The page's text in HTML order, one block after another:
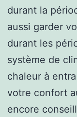
durant la
aussi garder
durant les
système de
chaleur à
votre confort
encore